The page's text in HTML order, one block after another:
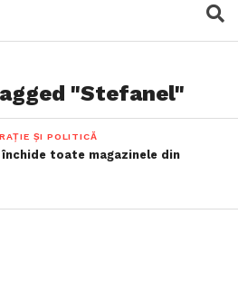
"Stefanel"
ȘI POLITICĂ
toate magazinele din